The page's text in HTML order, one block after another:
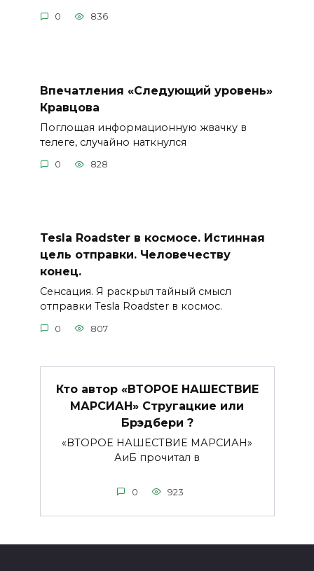
0 836
Впечатления «Следующий уровень»
Кравцова
Поглощая информационную жвачку в
телеге, случайно наткнулся
0 828
Tesla Roadster в космосе. Истинная
цель отправки. Человечеству
конец.
Сенсация. Я раскрыл тайный смысл
отправки Tesla Roadster в космос.
0 807
Кто автор «ВТОРОЕ НАШЕСТВИЕ
МАРСИАН» Стругацкие или
Брэдбери ?
«ВТОРОЕ НАШЕСТВИЕ МАРСИАН»
АиБ прочитал в
0 923